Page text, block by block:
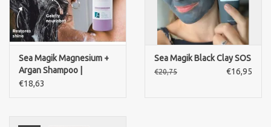
Sea Magik Magnesium +
Argan Shampoo |
Sulfaatvrije Shampoo
€18,63
Sea Magik Black Clay SOS
€20,75 €16,95